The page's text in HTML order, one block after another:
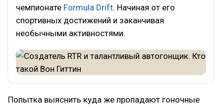
чемпионате Formula Drift. Начиная от его
спортивных достижений и заканчивая
необычными активностями.
Попытка выяснить куда же пропадают гоночные